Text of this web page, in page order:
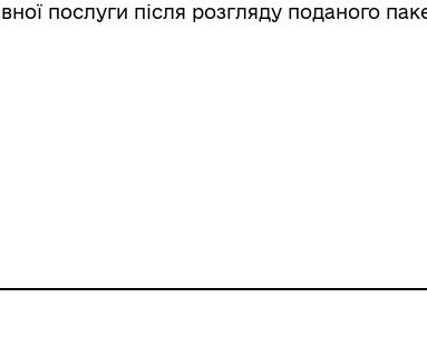
послуги після розгляду поданого